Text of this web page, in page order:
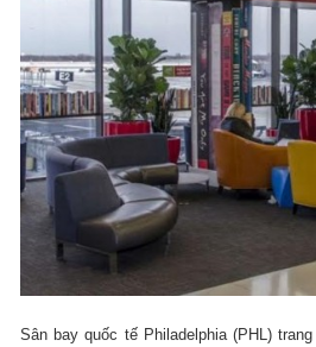
Sân bay quốc tế Philadelphia (PHL)